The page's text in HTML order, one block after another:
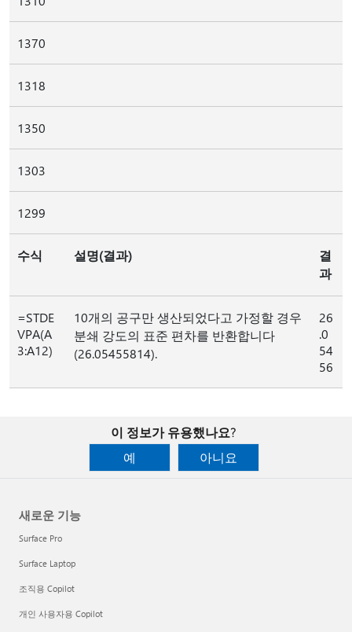
1370
1318
1350
1303
1299
수식 설명(결과)
결
과
=STDE
VPA(A
3:A12)
10개의 공구만 생산되었다고 가정할 경우
분쇄 강도의 표준 편차를 반환합니다
(26.05455814).
26
.0
54
56
이 정보가 유용했나요?
예
아니요
새로운 기능
Surface Pro
Surface Laptop
조직용 Copilot
개인 사용자용 Copilot